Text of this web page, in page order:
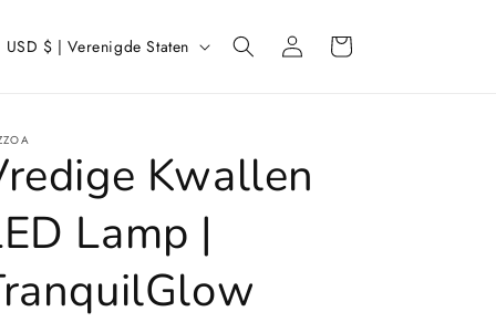
USD $ | Verenigde Staten InloggenWinkelwagen
Kwallen
Lamp |